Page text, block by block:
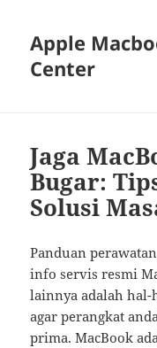
Apple
Center
Jaga
Bugar:
Solusi
Panduan
info servis resmi
lainnya adalah
agar perangkat
prima. MacBook